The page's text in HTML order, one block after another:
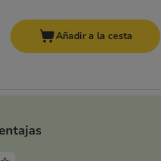
Añadir a la cesta